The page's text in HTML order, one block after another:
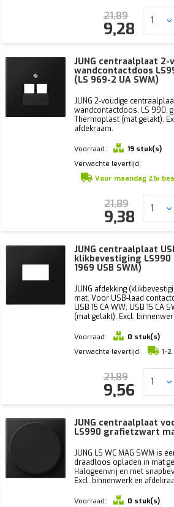
21,89
9,28
JUNG centraalplaat 2-
wandcontactdoos
(LS 969-2 UA SWM)
JUNG 2-voudige
wandcontactdoos, LS 990,
Thermoplast (mat gelakt).
afdekraam.
Voorraad:
19 stuk(s)
Verwachte levertijd:
Voor maandag 21u
21,89
9,38
JUNG centraalplaat
klikbevestiging
1969 USB SWM)
JUNG afdekking
mat. Voor USB-laad
USB 15 CA WW, USB 15 CA
(mat gelakt). Excl.
Voorraad:
0 stuk(s)
Verwachte levertijd:
1-2
21,89
9,56
JUNG centraalplaat
LS990 grafietzwart
JUNG LS WC MAG SWM is
draadloos opladen in mat
Halogeenvrij en met
Excl. binnenwerk en
Voorraad:
0 stuk(s)